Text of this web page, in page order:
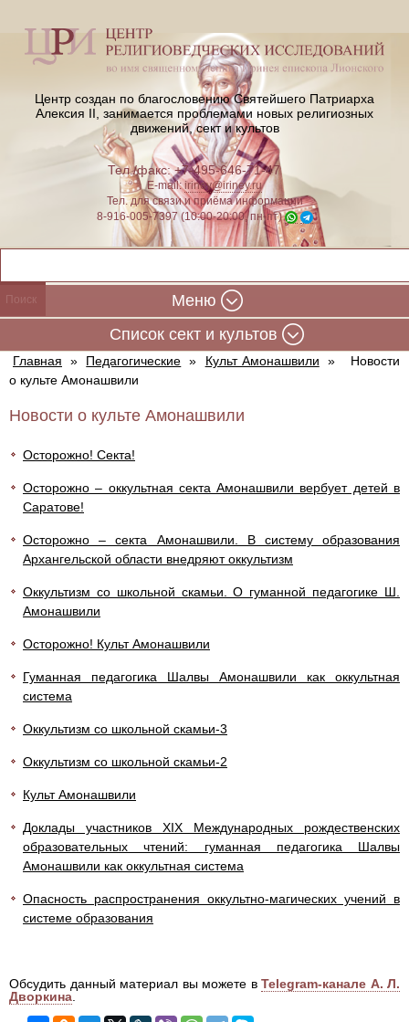
Центр создан по благословению Святейшего Патриарха
Алексия II, занимается проблемами новых религиозных
движений, сект и культов
Тел./факс: +7-495-646-71-47
E-mail:iriney@iriney.ru
Тел. для связи и приёма информации
8-916-005-7397 (10:00-20:00, пн-пт)
Меню
Cписок сект и культов
Главная » Педагогические » Культ Амонашвили »
Новости
о культе Амонашвили
Новости о культе Амонашвили
Осторожно! Секта!
Осторожно – оккультная секта Амонашвили вербует детей в
Саратове!
Осторожно – секта Амонашвили. В систему образования
Архангельской области внедряют оккультизм
Оккультизм со школьной скамьи. О гуманной педагогике Ш.
Амонашвили
Осторожно! Культ Амонашвили
Гуманная педагогика Шалвы Амонашвили как оккультная
система
Оккультизм со школьной скамьи-3
Оккультизм со школьной скамьи-2
Культ Амонашвили
Доклады участников XIX Международных рождественских
образовательных чтений: гуманная педагогика Шалвы
Амонашвили как оккультная система
Опасность распространения оккультно-магических учений в
системе образования
Обсудить данный материал вы можете в Telegram-канале А. Л.
Дворкина